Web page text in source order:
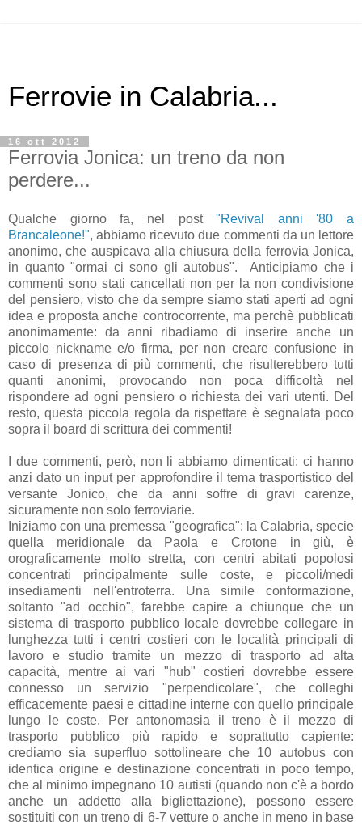
Ferrovie in Calabria...
16 ott 2012
Ferrovia Jonica: un treno da non
perdere...
Qualche giorno fa, nel post"Revival anni '80 a
Brancaleone!", abbiamo ricevuto due commenti da un lettore
anonimo, che auspicava alla chiusura della ferrovia Jonica,
in quanto "ormai ci sono gli autobus". Anticipiamo che i
commenti sono stati cancellati non per la non condivisione
del pensiero, visto che da sempre siamo stati aperti ad ogni
idea e proposta anche controcorrente, ma perchè pubblicati
anonimamente: da anni ribadiamo di inserire anche un
piccolo nickname e/o firma, per non creare confusione in
caso di presenza di più commenti, che risulterebbero tutti
quanti anonimi, provocando non poca difficoltà nel
rispondere ad ogni pensiero o richiesta dei vari utenti. Del
resto, questa piccola regola da rispettare è segnalata poco
sopra il board di scrittura dei commenti!
I due commenti, però, non li abbiamo dimenticati: ci hanno
anzi dato un input per approfondire il tema trasportistico del
versante Jonico, che da anni soffre di gravi carenze,
sicuramente non solo ferroviarie.
Iniziamo con una premessa "geografica": la Calabria, specie
quella meridionale da Paola e Crotone in giù, è
orograficamente molto stretta, con centri abitati popolosi
concentrati principalmente sulle coste, e piccoli/medi
insediamenti nell'entroterra. Una simile conformazione,
soltanto "ad occhio", farebbe capire a chiunque che un
sistema di trasporto pubblico locale dovrebbe collegare in
lunghezza tutti i centri costieri con le località principali di
lavoro e studio tramite un mezzo di trasporto ad alta
capacità, mentre ai vari "hub" costieri dovrebbe essere
connesso un servizio "perpendicolare", che colleghi
efficacemente paesi e cittadine interne con quello principale
lungo le coste. Per antonomasia il treno è il mezzo di
trasporto pubblico più rapido e soprattutto capiente:
crediamo sia superfluo sottolineare che 10 autobus con
identica origine e destinazione concentrati in poco tempo,
che al minimo impegnano 10 autisti (quando non c'è a bordo
anche un addetto alla bigliettazione), possono essere
sostituiti con un treno di 6-7 vetture o anche in meno in base